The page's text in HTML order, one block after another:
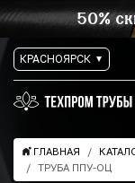
50%
КРАСНОЯРСК
ГЛАВНАЯ
ТРУБА ППУ-ОЦ